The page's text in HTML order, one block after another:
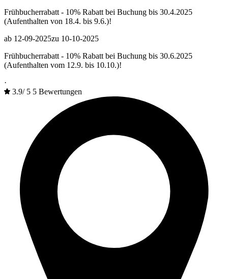
Frühbucherrabatt - 10% Rabatt bei Buchung bis 30.4.2025
(Aufenthalten von 18.4. bis 9.6.)!
ab 12-09-2025zu 10-10-2025
Frühbucherrabatt - 10% Rabatt bei Buchung bis 30.6.2025
(Aufenthalten vom 12.9. bis 10.10.)!
·
3.9/ 5 5 Bewertungen